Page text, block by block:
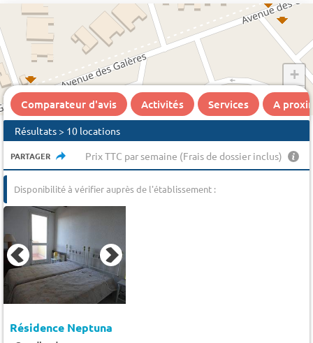
+
−
Comparateur d'avis Activités Services A
Résultats > 10 locations
PARTAGER Prix TTC par semaine (Frais de dossier inclus)
Disponibilité à vérifier auprès de l'établissement :
Résidence Neptuna